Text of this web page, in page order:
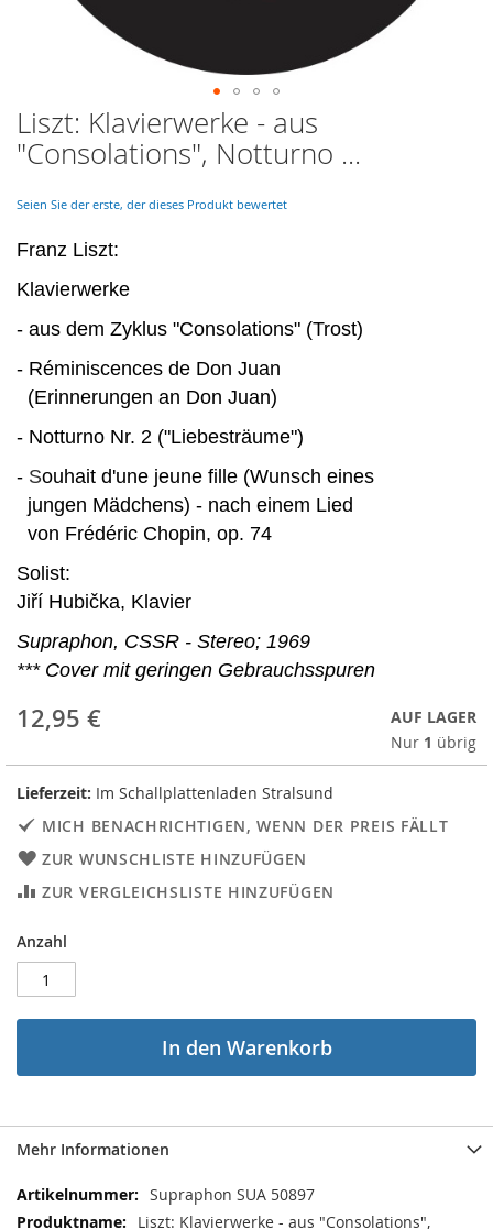
Skip
to
the
of
images
Liszt: Klavierwerke - aus
"Consolations", Notturno ...
Seien Sie der erste, der dieses Produkt bewertet
Franz Liszt:
Klavierwerke
- aus dem Zyklus "Consolations" (Trost)
- Réminiscences de Don Juan
(Erinnerungen an Don Juan)
- Notturno Nr. 2 ("Liebesträume")
- Souhait d'une jeune fille (Wunsch eines
jungen Mädchens) - nach einem Lied
von Frédéric Chopin, op. 74
Solist:
Jiří Hubička, Klavier
Supraphon, CSSR - Stereo; 1969
*** Cover mit geringen Gebrauchsspuren
12,95 €
AUF LAGER
Nur 1 übrig
Lieferzeit: Im Schallplattenladen Stralsund
MICH BENACHRICHTIGEN, WENN DER PREIS FÄLLT
ZUR WUNSCHLISTE HINZUFÜGEN
ZUR VERGLEICHSLISTE HINZUFÜGEN
Anzahl
In den Warenkorb
Mehr Informationen
Mehr
Informationen
Supraphon SUA 50897
Liszt: Klavierwerke - aus "Consolations",